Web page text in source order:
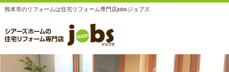
熊本市のリフォームは住宅リフォーム専門店jobsジョブズ